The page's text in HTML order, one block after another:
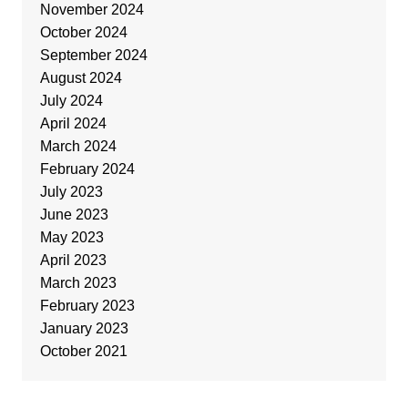
November 2024
October 2024
September 2024
August 2024
July 2024
April 2024
March 2024
February 2024
July 2023
June 2023
May 2023
April 2023
March 2023
February 2023
January 2023
October 2021